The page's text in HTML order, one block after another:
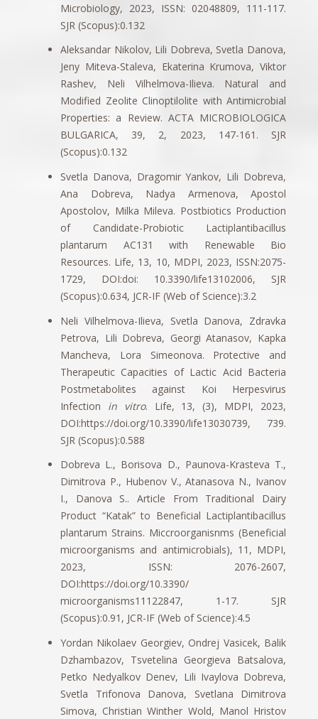
Microbiology, 2023, ISSN: 02048809, 111-117.
SJR (Scopus):0.132
Aleksandar Nikolov, Lili Dobreva, Svetla Danova,
Jeny Miteva-Staleva, Ekaterina Krumova, Viktor
Rashev, Neli Vilhelmova-Ilieva. Natural and
Modified Zeolite Clinoptilolite with Antimicrobial
Properties: a Review. ACTA MICROBIOLOGICA
BULGARICA, 39, 2, 2023, 147-161. SJR
(Scopus):0.132
Svetla Danova, Dragomir Yankov, Lili Dobreva,
Ana Dobreva, Nadya Armenova, Apostol
Apostolov, Milka Mileva. Postbiotics Production
of Candidate-Probiotic Lactiplantibacillus
plantarum AC131 with Renewable Bio
Resources. Life, 13, 10, MDPI, 2023, ISSN:2075-
1729, DOI:doi: 10.3390/life13102006, SJR
(Scopus):0.634, JCR-IF (Web of Science):3.2
Neli Vilhelmova-Ilieva, Svetla Danova, Zdravka
Petrova, Lili Dobreva, Georgi Atanasov, Kapka
Mancheva, Lora Simeonova. Protective and
Therapeutic Capacities of Lactic Acid Bacteria
Postmetabolites against Koi Herpesvirus
Infection in vitro. Life, 13, (3), MDPI, 2023,
DOI:https://doi.org/10.3390/life13030739, 739.
SJR (Scopus):0.588
Dobreva L., Borisova D., Paunova-Krasteva T.,
Dimitrova P., Hubenov V., Atanasova N., Ivanov
I., Danova S.. Article From Traditional Dairy
Product “Katak” to Beneficial Lactiplantibacillus
plantarum Strains. Miccroorganisnms (Beneficial
microorganisms and antimicrobials), 11, MDPI,
2023, ISSN: 2076-2607,
DOI:https://doi.org/10.3390/
microorganisms11122847, 1-17. SJR
(Scopus):0.91, JCR-IF (Web of Science):4.5
Yordan Nikolaev Georgiev, Ondrej Vasicek, Balik
Dzhambazov, Tsvetelina Georgieva Batsalova,
Petko Nedyalkov Denev, Lili Ivaylova Dobreva,
Svetla Trifonova Danova, Svetlana Dimitrova
Simova, Christian Winther Wold, Manol Hristov